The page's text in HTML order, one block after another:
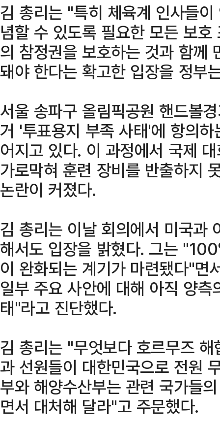
김 총리는 "특히 체육계 인사들
념할 수 있도록 필요한 모든 보
의 참정권을 보호하는 것과 함께
돼야 한다는 확고한 입장을 정부
서울 송파구 올림픽공원 핸드볼
거 '투표용지 부족 사태'에 항의
어지고 있다. 이 과정에서 국제
가로막혀 훈련 장비를 반출하지
논란이 커졌다.
김 총리는 이날 회의에서 미국과
해서도 입장을 밝혔다. 그는
이 완화되는 계기가 마련됐다"면
일부 주요 사안에 대해 아직 양
태"라고 진단했다.
김 총리는 "무엇보다 호르무즈
과 선원들이 대한민국으로 전원
부와 해양수산부는 관련 국가들
면서 대처해 달라"고 주문했다.